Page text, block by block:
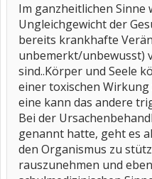
Im ganzheitlichen Sinne
Ungleichgewicht der
bereits krankhafte
unbemerkt/unbewusst)
sind..Körper und Seele
einer toxischen Wirkung
eine kann das andere
Bei der
genannt hatte, geht es
den Organismus zu
rauszunehmen und